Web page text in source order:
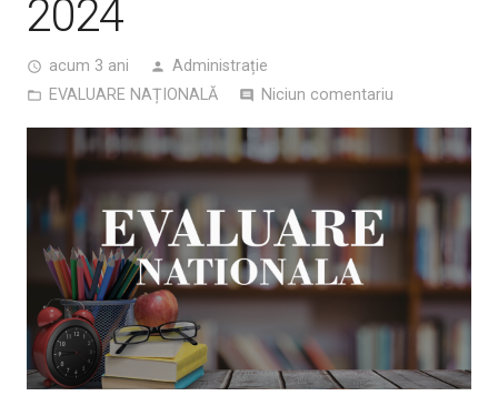
2024
access_time acum 3 ani person Administrație
folder_open EVALUARE NAȚIONALĂ comment Niciun comentariu